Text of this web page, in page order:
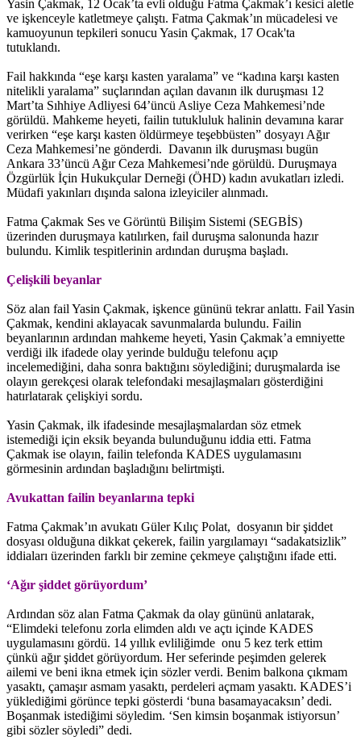
Yasin Çakmak, 12 Ocak’ta evli olduğu Fatma Çakmak’ı kesici aletle
ve işkenceyle katletmeye çalıştı. Fatma Çakmak’ın mücadelesi ve
kamuoyunun tepkileri sonucu Yasin Çakmak, 17 Ocak'ta
tutuklandı.
Fail hakkında “eşe karşı kasten yaralama” ve “kadına karşı kasten
nitelikli yaralama” suçlarından açılan davanın ilk duruşması 12
Mart’ta Sıhhiye Adliyesi 64’üncü Asliye Ceza Mahkemesi’nde
görüldü. Mahkeme heyeti, failin tutukluluk halinin devamına karar
verirken “eşe karşı kasten öldürmeye teşebbüsten” dosyayı Ağır
Ceza Mahkemesi’ne gönderdi. Davanın ilk duruşması bugün
Ankara 33’üncü Ağır Ceza Mahkemesi’nde görüldü. Duruşmaya
Özgürlük İçin Hukukçular Derneği (ÖHD) kadın avukatları izledi.
Müdafi yakınları dışında salona izleyiciler alınmadı.
Fatma Çakmak Ses ve Görüntü Bilişim Sistemi (SEGBİS)
üzerinden duruşmaya katılırken, fail duruşma salonunda hazır
bulundu. Kimlik tespitlerinin ardından duruşma başladı.
Çelişkili beyanlar
Söz alan fail Yasin Çakmak, işkence gününü tekrar anlattı. Fail Yasin
Çakmak, kendini aklayacak savunmalarda bulundu. Failin
beyanlarının ardından mahkeme heyeti, Yasin Çakmak’a emniyette
verdiği ilk ifadede olay yerinde bulduğu telefonu açıp
incelemediğini, daha sonra baktığını söylediğini; duruşmalarda ise
olayın gerekçesi olarak telefondaki mesajlaşmaları gösterdiğini
hatırlatarak çelişkiyi sordu.
Yasin Çakmak, ilk ifadesinde mesajlaşmalardan söz etmek
istemediği için eksik beyanda bulunduğunu iddia etti. Fatma
Çakmak ise olayın, failin telefonda KADES uygulamasını
görmesinin ardından başladığını belirtmişti.
Avukattan failin beyanlarına tepki
Fatma Çakmak’ın avukatı Güler Kılıç Polat, dosyanın bir şiddet
dosyası olduğuna dikkat çekerek, failin yargılamayı “sadakatsizlik”
iddiaları üzerinden farklı bir zemine çekmeye çalıştığını ifade etti.
‘Ağır şiddet görüyordum’
Ardından söz alan Fatma Çakmak da olay gününü anlatarak,
“Elimdeki telefonu zorla elimden aldı ve açtı içinde KADES
uygulamasını gördü. 14 yıllık evliliğimde onu 5 kez terk ettim
çünkü ağır şiddet görüyordum. Her seferinde peşimden gelerek
ailemi ve beni ikna etmek için sözler verdi. Benim balkona çıkmam
yasaktı, çamaşır asmam yasaktı, perdeleri açmam yasaktı. KADES’i
yüklediğimi görünce tepki gösterdi ‘buna basamayacaksın’ dedi.
Boşanmak istediğimi söyledim. ‘Sen kimsin boşanmak istiyorsun’
gibi sözler söyledi” dedi.